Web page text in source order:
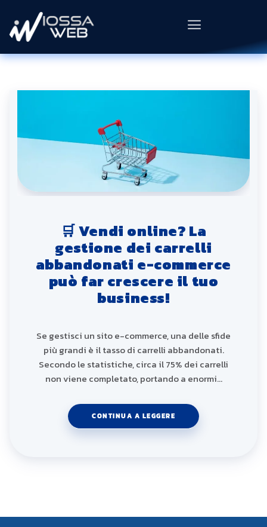
🛒 Vendi online? La
gestione dei carrelli
abbandonati e-commerce
può far crescere il tuo
business!
Se gestisci un sito e-commerce, una delle sfide
più grandi è il tasso di carrelli abbandonati.
Secondo le statistiche, circa il 75% dei carrelli
non viene completato, portando a enormi…
CONTINUA A LEGGERE